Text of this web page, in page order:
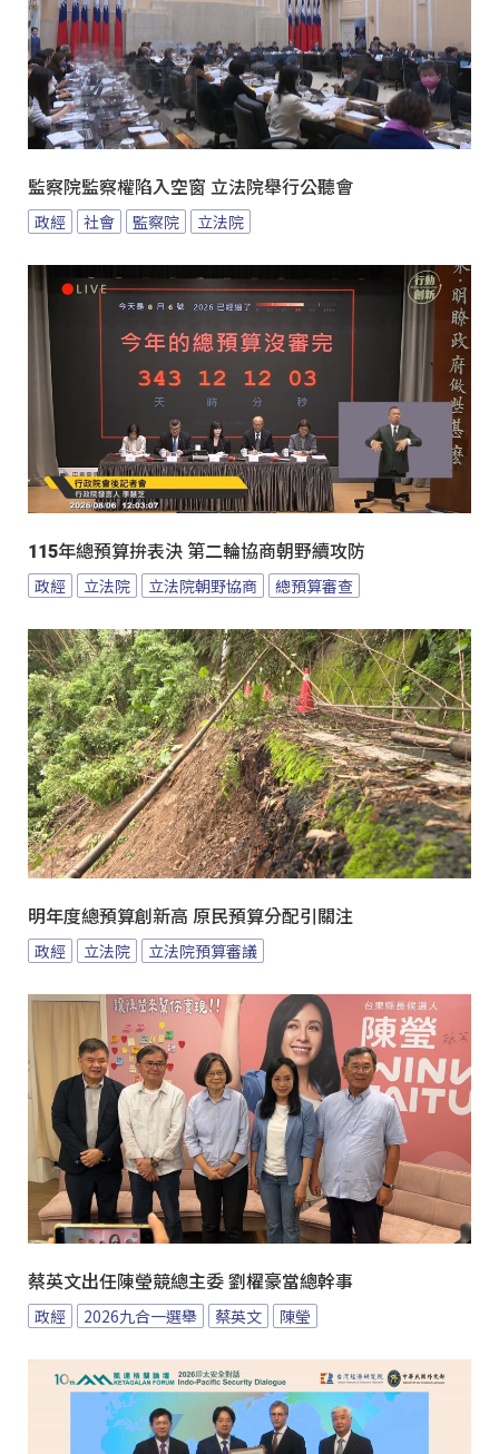
監察院監察權陷入空窗 立法院舉行公聽會
政經 社會 監察院 立法院
115年總預算拚表決 第二輪協商朝野續攻防
政經 立法院 立法院朝野協商 總預算審查
明年度總預算創新高 原民預算分配引關注
政經 立法院 立法院預算審議
蔡英文出任陳瑩競總主委 劉櫂豪當總幹事
政經 2026九合一選舉 蔡英文 陳瑩